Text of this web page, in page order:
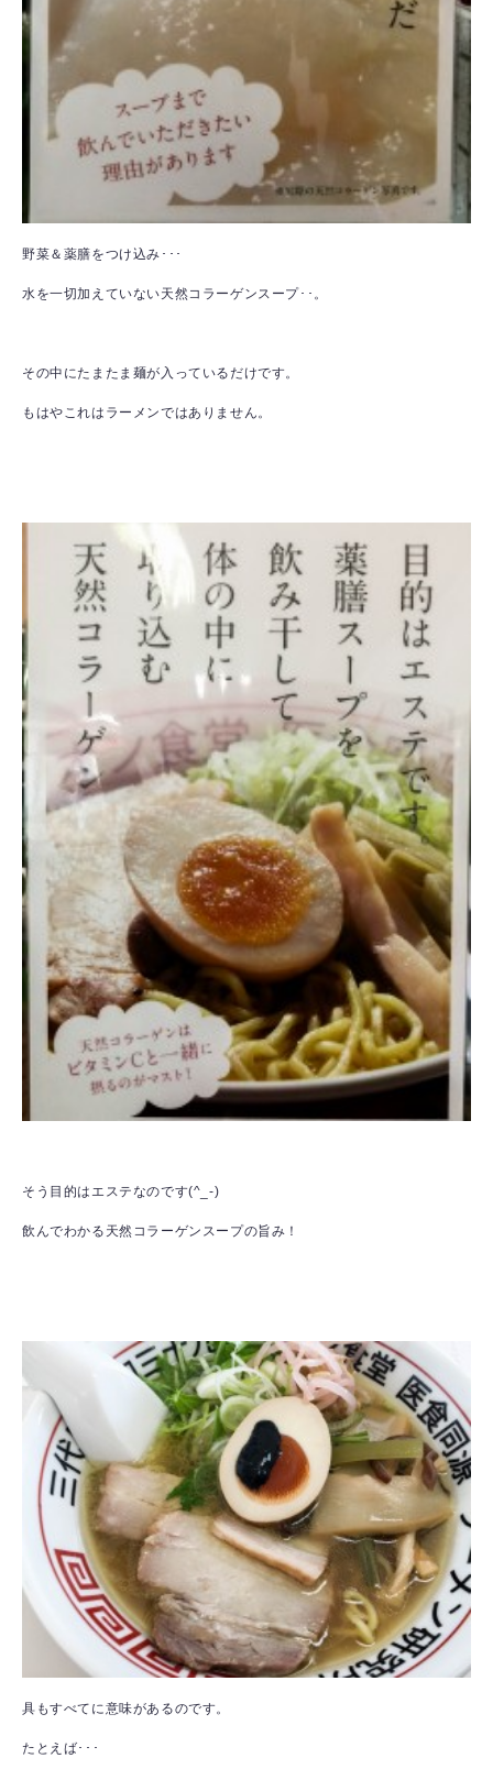
野菜＆薬膳をつけ込み･･･
水を一切加えていない天然コラーゲンスープ･･。
その中にたまたま麺が入っているだけです。
もはやこれはラーメンではありません。
そう目的はエステなのです(^_-)
飲んでわかる天然コラーゲンスープの旨み！
具もすべてに意味があるのです。
たとえば･･･